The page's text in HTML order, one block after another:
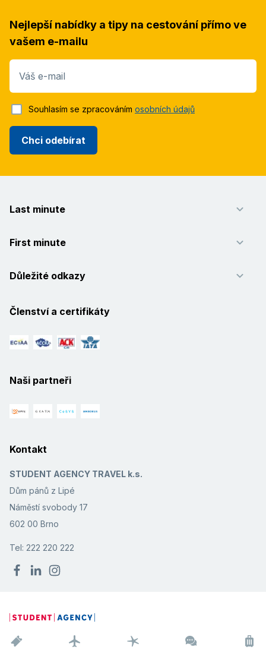
Nejlepší nabídky a tipy na cestování přímo ve
vašem e-mailu
Váš e-mail
Chci odebírat
Souhlasím se zpracováním osobních údajů
Last minute
First minute
Důležité odkazy
Členství a certifikáty
Naši partneři
Kontakt
STUDENT AGENCY TRAVEL k.s.
Dům pánů z Lipé
Náměstí svobody 17
602 00 Brno
Tel: 222 220 222